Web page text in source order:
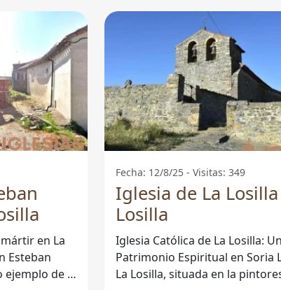
en La
ejemplo de la
Fecha: 12/8/25 - Visitas: 349
Iglesia de La Losilla
Losilla
Iglesia Católica de La Losilla: Un
Patrimonio Espiritual en Soria La Iglesia de
La Losilla, situada en la